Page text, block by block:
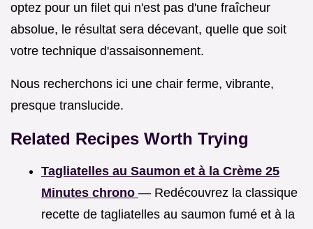
optez pour un filet qui n'est pas d'une fraîcheur
absolue, le résultat sera décevant, quelle que soit
votre technique d'assaisonnement.
Nous recherchons ici une chair ferme, vibrante,
presque translucide.
Related Recipes Worth Trying
Tagliatelles au Saumon et à la Crème 25
Minutes chrono — Redécouvrez la classique
recette de tagliatelles au saumon fumé et à la